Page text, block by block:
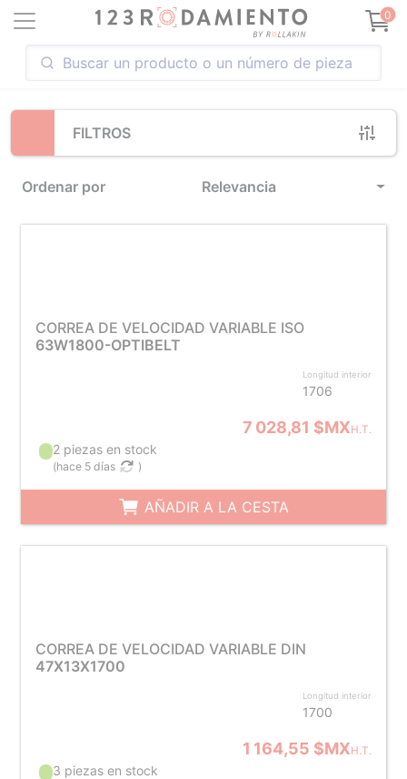
0
FILTROS
Ordenar por Relevancia
Loading...
CORREA DE VELOCIDAD VARIABLE ISO
63W1800-OPTIBELT
Longitud interior
1706
7 028,81 $MXH.T.
2 piezas en stock
(hace 5 días )
AÑADIR A LA CESTA
CORREA DE VELOCIDAD VARIABLE DIN
47X13X1700
Longitud interior
1700
1 164,55 $MXH.T.
3 piezas en stock